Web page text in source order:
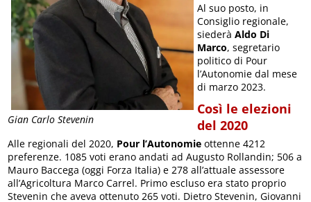
Gian Carlo Stevenin
Al suo posto, in
Consiglio regionale,
siederàAldo Di
Marco, segretario
politico di Pour
l’Autonomie dal mese
di marzo 2023.
Così le elezioni
del 2020
Alle regionali del 2020, Pour l’Autonomie ottenne 4212
preferenze. 1085 voti erano andati ad Augusto Rollandin; 506 a
Mauro Baccega (oggi Forza Italia) e 278 all’attuale assessore
all’Agricoltura Marco Carrel. Primo escluso era stato proprio
Stevenin che aveva ottenuto 265 voti. Dietro Stevenin, Giovanni